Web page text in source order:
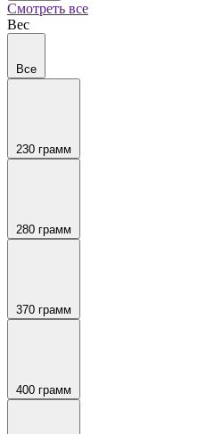
Смотреть все
Вес
Все
230 грамм
280 грамм
370 грамм
400 грамм